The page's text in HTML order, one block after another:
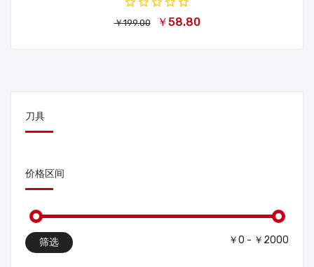
￥199.00 ￥58.80
刀具
价格区间
筛选 ￥0 - ￥2000